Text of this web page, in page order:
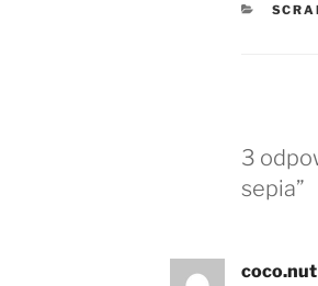
3
sepia”
coco.nut